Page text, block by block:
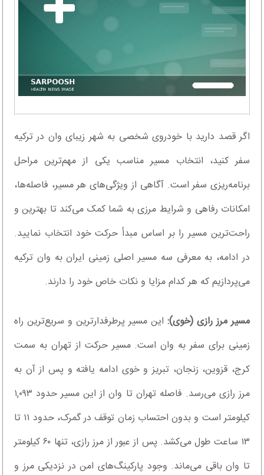
اگر قصد دارید با خودروی شخصی به شهر زیبای وان در ترکیه
سفر کنید، انتخاب مسیر مناسب یکی از مهم‌ترین مراحل
برنامه‌ریزی سفر است. آگاهی از ویژگی‌های هر مسیر، فاصله‌ها،
امکانات رفاهی و شرایط مرزی به شما کمک می‌کند تا بهترین و
راحت‌ترین مسیر را بر اساس مبدأ حرکت خود انتخاب نمایید.
در ادامه، به معرفی سه مسیر اصلی زمینی ایران به وان ترکیه
می‌پردازیم که هر کدام مزایا و نکات خاص خود را دارند.
مسیر مرز رازی (خوی):این مسیر پرطرفدارترین و سریع‌ترین راه
زمینی برای سفر به وان است. مسیر حرکت از تهران به سمت
کرج، قزوین، زنجان، تبریز و خوی ادامه یافته و پس از آن به
مرز رازی می‌رسد. فاصله تهران تا وان از این مسیر حدود ۱,۰۹۳
کیلومتر است و بدون احتساب زمان توقف در گمرک، حدود ۱۱ تا
۱۳ ساعت طول می‌کشد. پس از عبور از مرز رازی، تنها ۶۰ کیلومتر
تا وان باقی می‌ماند. وجود پارکینگ‌های امن در نزدیکی مرز و